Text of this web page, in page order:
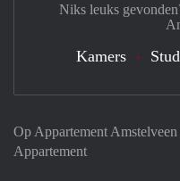
Op Appartement
Appartement
Niks leuks
Kamers